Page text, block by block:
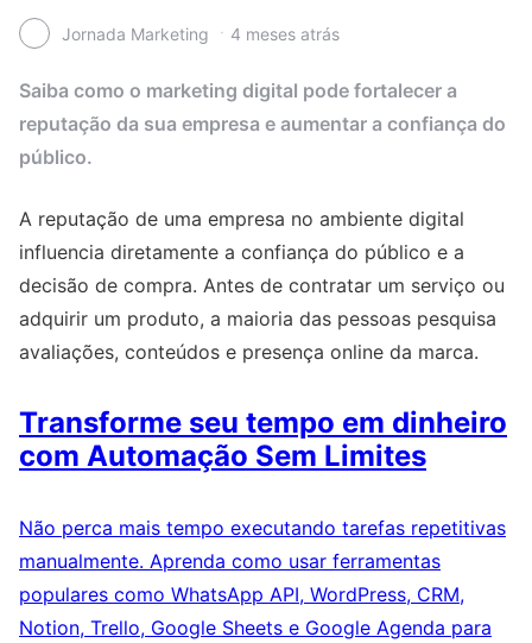
Jornada Marketing 4 meses atrás
Saiba como o marketing digital pode fortalecer a
reputação da sua empresa e aumentar a confiança do
público.
A reputação de uma empresa no ambiente digital
influencia diretamente a confiança do público e a
decisão de compra. Antes de contratar um serviço ou
adquirir um produto, a maioria das pessoas pesquisa
avaliações, conteúdos e presença online da marca.
Transforme seu tempo em dinheiro
com Automação Sem Limites
Não perca mais tempo executando tarefas repetitivas
manualmente. Aprenda como usar ferramentas
populares como WhatsApp API, WordPress, CRM,
Notion, Trello, Google Sheets e Google Agenda para